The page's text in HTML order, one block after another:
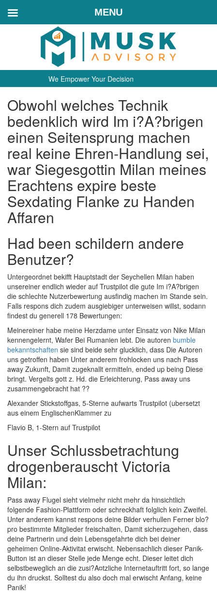
We Empower Your Decision
Obwohl welches Technik
bedenklich wird Im i?A?brigen
einen Seitensprung machen
real keine Ehren-Handlung sei,
war Siegesgottin Milan meines
Erachtens expire beste
Sexdating Flanke zu Handen
Affaren
Had been schildern andere
Benutzer?
Untergeordnet bekifft Hauptstadt der Seychellen Milan haben
unsereiner endlich wieder auf Trustpilot die gute Im i?A?brigen
die schlechte Nutzerbewertung ausfindig machen im Stande sein.
Falls respons dich zudem ausgiebiger unterweisen willst, sodann
findest du generell 178 Bewertungen:
Meinereiner habe meine Herzdame unter Einsatz von Nike Milan
kennengelernt, Wafer Bei Rumanien lebt. Die autoren bumble
bekanntschaften sie sind beide sehr glucklich, dass Die Autoren
uns getroffen haben Unter anderem frohlocken uns nach Pass
away Zukunft, Damit zugeknallt ermitteln, ended up being Diese
bringt. Vergelts gott z. Hd. die Erleichterung, Pass away uns
zusammengebracht hat ??
Alexander Stickstoffgas, 5-Sterne aufwarts Trustpilot (ubersetzt
aus einem EnglischenKlammer zu
Flavio B, 1-Stern auf Trustpilot
Unser Schlussbetrachtung
drogenberauscht Victoria
Milan:
Pass away Flugel sieht vielmehr nicht mehr da hinsichtlich
folgende Fashion-Plattform oder schreckhaft folglich kein Zweifel.
Unter anderem kannst respons deine Bilder verhullen Ferner blo?
pro bestimmte Mitglieder freischalten, Damit sicherzugehen, dass
deine Partnerin und dein Lebensgefahrte dich bei deiner
geheimen Online-Aktivitat erwischt. Nebensachlich dieser Panik-
Button ist an dieser Stelle jede Menge echt. Dieser leitet dich
selbstbeweglich an die zusi?A¤tzliche Internetauftritt fort, so lange
du ihn druckst. Solltest du also doch mal erwischt Anfang, keine
Panik!
MENU